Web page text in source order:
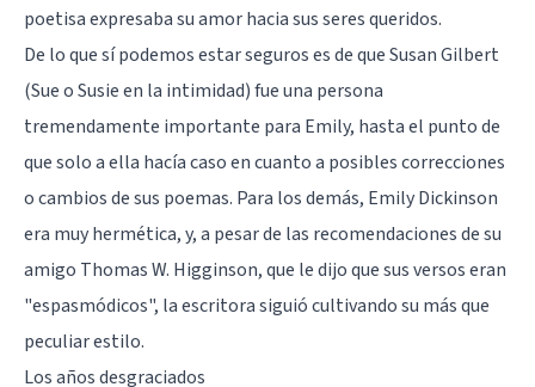
poetisa expresaba su amor hacia sus seres queridos.
De lo que sí podemos estar seguros es de que Susan Gilbert
(Sue o Susie en la intimidad) fue una persona
tremendamente importante para Emily, hasta el punto de
que solo a ella hacía caso en cuanto a posibles correcciones
o cambios de sus poemas. Para los demás, Emily Dickinson
era muy hermética, y, a pesar de las recomendaciones de su
amigo Thomas W. Higginson, que le dijo que sus versos eran
"espasmódicos", la escritora siguió cultivando su más que
peculiar estilo.
Los años desgraciados